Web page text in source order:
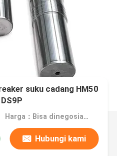
suku cadang HM50
Harga：Bisa dinegosiasikan
Hubungi kami